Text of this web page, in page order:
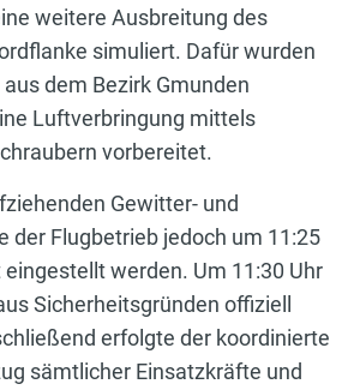
weitere Ausbreitung des
simuliert. Dafür wurden
dem Bezirk Gmunden
Luftverbringung mittels
vorbereitet.
Gewitter- und
der Flugbetrieb jedoch um 11:25
werden. Um 11:30 Uhr
Sicherheitsgründen offiziell
erfolgte der koordinierte
sämtlicher Einsatzkräfte und